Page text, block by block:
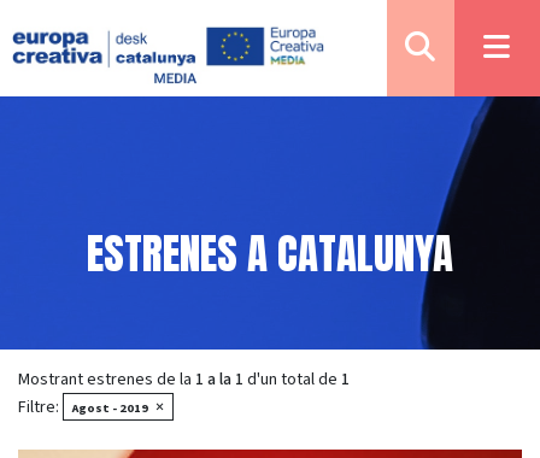
ESTRENES A CATALUNYA
Mostrant estrenes de la 1 a la 1 d'un total de 1
Filtre:
Agost - 2019 ×